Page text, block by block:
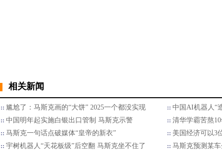
相关新闻
尴尬了：马斯克画的“大饼” 2025一个都没实现
中国AI机器人“
中国明年起实施白银出口管制 马斯克示警
清华学霸苦熬
马斯克一句话点破媒体“皇帝的新衣”
美国经济可以3
宇树机器人“天花板级”后空翻 马斯克坐不住了
马斯克预测某